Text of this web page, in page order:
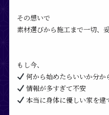
その想いで
素材選びから施工まで一切、
もし今、
何から始めたらいいか分か
情報が多すぎて不安
本当に身体に優しい家を建